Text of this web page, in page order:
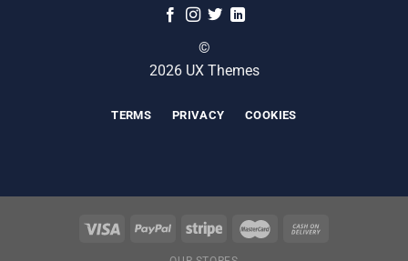
©
2026 UX Themes
TERMS PRIVACY COOKIES